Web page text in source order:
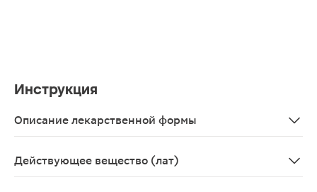
Инструкция
Описание лекарственной формы
Действующее вещество (лат)